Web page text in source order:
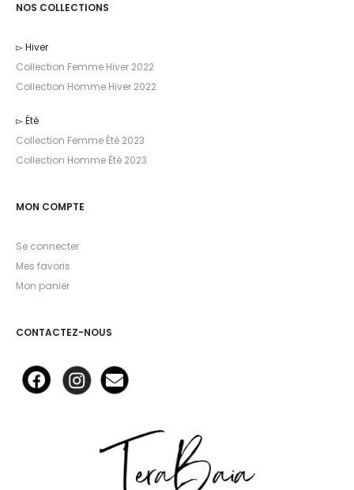
NOS COLLECTIONS
▻ Hiver
Collection Femme Hiver 2022
Collection Homme Hiver 2022
▻ Été
Collection Femme Été 2023
Collection Homme Été 2023
MON COMPTE
Se connecter
Mes favoris
Mon panier
CONTACTEZ-NOUS